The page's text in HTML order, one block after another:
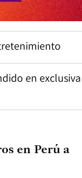
en exclusiva
en Perú a